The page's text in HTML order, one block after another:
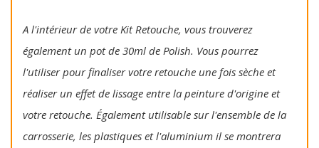
A l'intérieur de votre Kit Retouche, vous trouverez
également un pot de 30ml de Polish. Vous pourrez
l'utiliser pour finaliser votre retouche une fois sèche et
réaliser un effet de lissage entre la peinture d'origine et
votre retouche. Également utilisable sur l'ensemble de la
carrosserie, les plastiques et l'aluminium il se montrera